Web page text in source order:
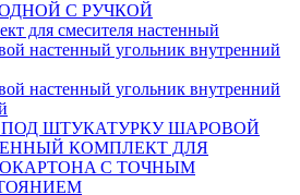
С РУЧКОЙ
для смесителя настенный
настенный угольник внутренний
настенный угольник внутренний
ПОД ШТУКАТУРКУ ШАРОВОЙ
КОМПЛЕКТ ДЛЯ
С ТОЧНЫМ